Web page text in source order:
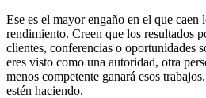
Ese es el mayor engaño en el que caen
rendimiento. Creen que los resultados
clientes, conferencias o oportunidades
eres visto como una autoridad, otra
menos competente ganará esos
estén haciendo.